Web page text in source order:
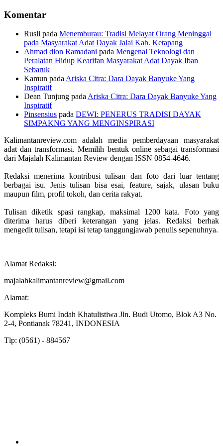
Komentar
Rusli pada Menemburau: Tradisi Melayat Orang Meninggal
pada Masyarakat Adat Dayak Jalai Kab. Ketapang
Ahmad dion Ramadani pada Mengenal Teknologi dan
Peralatan Hidup Kearifan Masyarakat Adat Dayak Iban
Sebaruk
Kamun padaAriska Citra: Dara Dayak Banyuke Yang
Inspiratif
Dean Tunjung padaAriska Citra: Dara Dayak Banyuke Yang
Inspiratif
Pinsensius pada DEWI: PENERUS TRADISI DAYAK
SIMPAKNG YANG MENGINSPIRASI
Kalimantanreview.com adalah media pemberdayaan masyarakat
adat dan transformasi. Memilih bentuk online sebagai transformasi
dari Majalah Kalimantan Review dengan ISSN 0854-4646.
Redaksi menerima kontribusi tulisan dan foto dari luar tentang
berbagai isu. Jenis tulisan bisa esai, feature, sajak, ulasan buku
maupun film, profil tokoh, dan cerita rakyat.
Tulisan diketik spasi rangkap, maksimal 1200 kata. Foto yang
diterima harus diberi keterangan yang jelas. Redaksi berhak
mengedit tulisan, tetapi isi tetap tanggungjawab penulis sepenuhnya.
Alamat Redaksi:
majalahkalimantanreview@gmail.com
Alamat:
Kompleks Bumi Indah Khatulistiwa Jln. Budi Utomo, Blok A3 No.
2-4, Pontianak 78241, INDONESIA
Tlp: (0561) - 884567